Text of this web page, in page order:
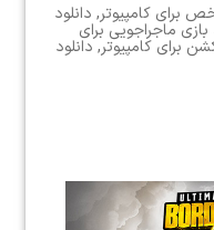
برای کامپیوتر, دانلود
بازی ماجراجویی برای
برای کامپیوتر, دانلود